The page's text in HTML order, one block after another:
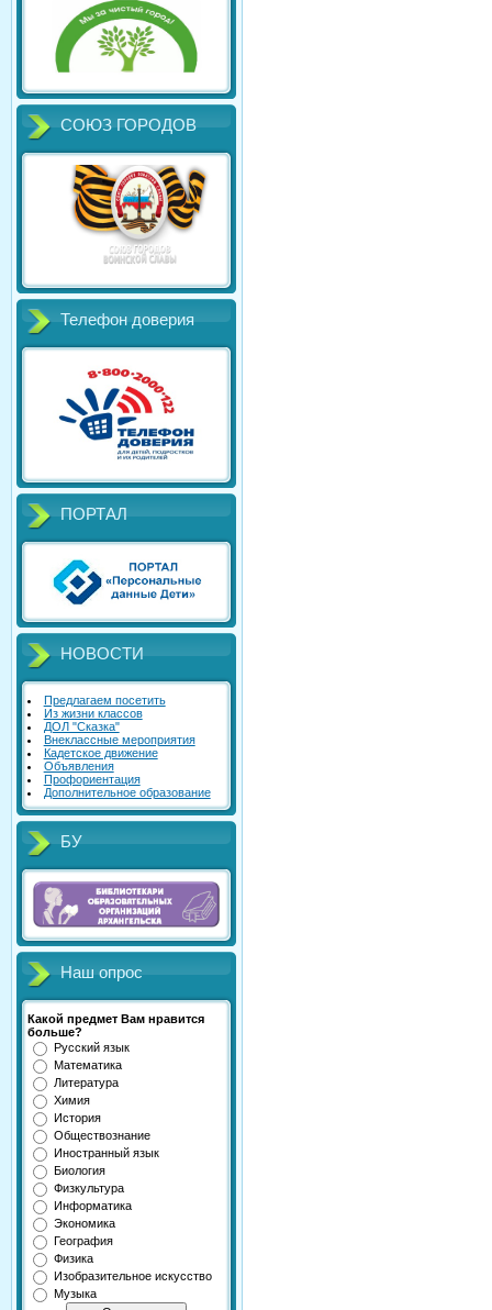
СОЮЗ ГОРОДОВ
Телефон доверия
ПОРТАЛ
НОВОСТИ
Предлагаем посетить
Из жизни классов
ДОЛ "Сказка"
Внеклассные мероприятия
Кадетское движение
Объявления
Профориентация
Дополнительное образование
БУ
Наш опрос
Какой предмет Вам нравится
больше?
Русский язык
Математика
Литература
Химия
История
Обществознание
Иностранный язык
Биология
Физкультура
Информатика
Экономика
География
Физика
Изобразительное искусство
Музыка